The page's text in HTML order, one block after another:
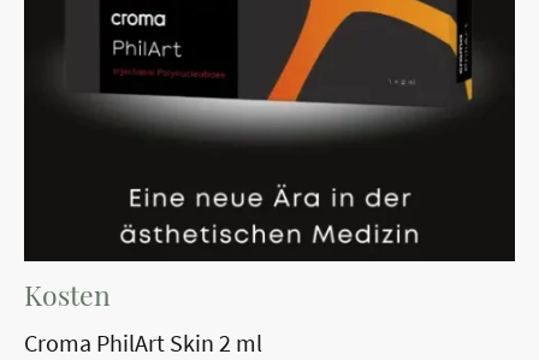
Kosten
Croma PhilArt Skin 2 ml